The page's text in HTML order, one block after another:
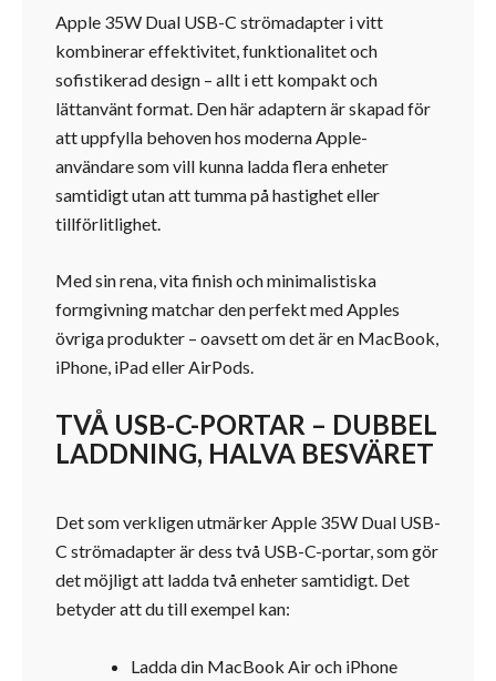
Apple 35W Dual USB-C strömadapter i vitt
kombinerar effektivitet, funktionalitet och
sofistikerad design – allt i ett kompakt och
lättanvänt format. Den här adaptern är skapad för
att uppfylla behoven hos moderna Apple-
användare som vill kunna ladda flera enheter
samtidigt utan att tumma på hastighet eller
tillförlitlighet.
Med sin rena, vita finish och minimalistiska
formgivning matchar den perfekt med Apples
övriga produkter – oavsett om det är en MacBook,
iPhone, iPad eller AirPods.
TVÅ USB-C-PORTAR – DUBBEL
LADDNING, HALVA BESVÄRET
Det som verkligen utmärker Apple 35W Dual USB-
C strömadapter är dess två USB-C-portar, som gör
det möjligt att ladda två enheter samtidigt. Det
betyder att du till exempel kan:
Ladda din MacBook Air och iPhone